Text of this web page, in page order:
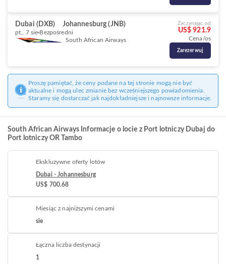
Dubai (DXB) Johannesburg (JNB)
pt., 7 sie Bezpośredni
South African Airways
Zaczynając od
US$ 921.9
Cena/os
Zarezerwuj
Proszę pamiętać, że ceny podane na tej stronie mogą nie być
aktualne i mogą ulec zmianie bez wcześniejszego powiadomienia.
Staramy się dostarczać jak najdokładniejsze i najnowsze informacje.
South African Airways Informacje o locie z Port lotniczy Dubaj do
Port lotniczy OR Tambo
Ekskluzywne oferty lotów
Dubai - Johannesburg
US$ 700.68
Miesiąc z najniższymi cenami
sie
Łączna liczba destynacji
1